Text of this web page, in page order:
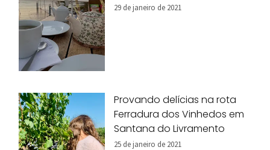
29 de janeiro de 2021
Provando delícias na rota
Ferradura dos Vinhedos em
Santana do Livramento
25 de janeiro de 2021